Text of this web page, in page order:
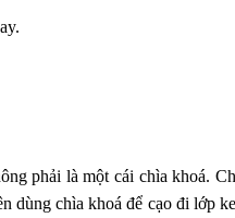
phải là một cái chìa khoá.
dùng chìa khoá để cạo đi lớp